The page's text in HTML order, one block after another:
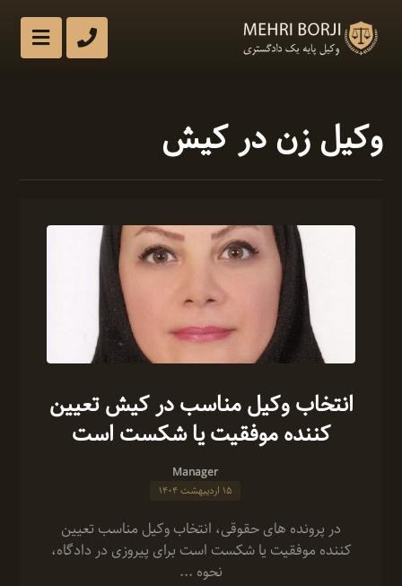
وکیل زن در کیش
انتخاب وکیل مناسب در کیش تعیین
کننده موفقیت یا شکست است
Manager
۱۵ اردیبهشت ۱۴۰۴
در پرونده‌ های حقوقی، انتخاب وکیل مناسب تعیین
کننده موفقیت یا شکست است برای پیروزی در دادگاه،
نحوه ...